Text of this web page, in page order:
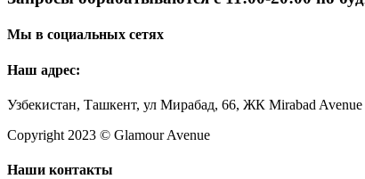
Мы в социальных сетях
Наш адрес:
Узбекистан, Ташкент, ул Мирабад, 66, ЖК Mirabad Avenue
Copyright 2023 © Glamour Avenue
Наши контакты